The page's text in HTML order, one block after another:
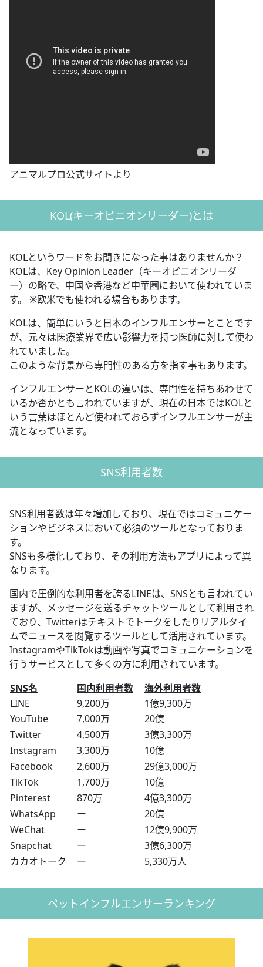
アニマルプロ公式サイトより
KOL(キーオピニオンリーダー)とは
KOLというワードをお聞きになった事はありませんか？
KOLは、Key Opinion Leader（キーオピニオンリーダ
ー）の略で、中国や香港など中華圏において使われていま
す。 ※欧米でも使われる場合もあります。
KOLは、簡単にいうと日本のインフルエンサーとことです
が、元々は医療業界で広い影響力を持つ医師に対して使わ
れていました。
このような背景から専門性のある方を指す事もあります。
インフルエンサーとKOLの違いは、専門性を持ちあわせて
いるか否かとも言われていますが、現在の日本ではKOLと
いう言葉はほとんど使われておらずインフルエンサーが主
流となっています。
SNS利用者数
SNS利用者数は年々増加しており、現在ではコミュニケー
ションやビジネスにおいて必須のツールとなっておりま
す。
SNSも多様化しており、その利用方法もアプリによって異
なります。
国内で圧倒的な利用者を誇るLINEは、SNSとも言われてい
ますが、メッセージを送るチャットツールとして利用され
ており、Twitterはテキストでトークをしたりリアルタイ
ムでニュースを閲覧するツールとして活用されています。
InstagramやTikTokは動画や写真でコミュニケーションを
行うサービスとして多くの方に利用されています。
SNS名
国内利用者数
海外利用者数
LINE
9,200万
1億9,300万
YouTube
7,000万
20億
Twitter
4,500万
3億3,300万
Instagram
3,300万
10億
Facebook
2,600万
29億3,000万
TikTok
1,700万
10億
Pinterest
870万
4億3,300万
WhatsApp
ー
20億
WeChat
ー
12億9,900万
Snapchat
ー
3億6,300万
カカオトーク
ー 5,330万人
ペットインフルエンサーランキング